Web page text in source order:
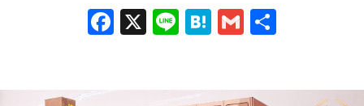
Facebook
X LineHatena
Gmail